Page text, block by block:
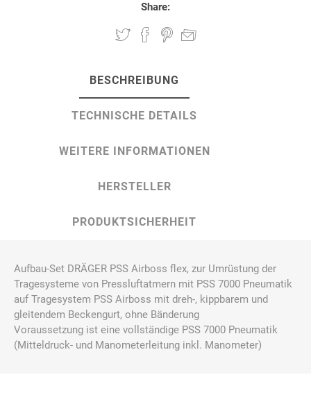
Share:
BESCHREIBUNG
TECHNISCHE DETAILS
WEITERE INFORMATIONEN
HERSTELLER
PRODUKTSICHERHEIT
Aufbau-Set DRÄGER PSS Airboss flex, zur Umrüstung der
Tragesysteme von Pressluftatmern mit PSS 7000 Pneumatik
auf Tragesystem PSS Airboss mit dreh-, kippbarem und
gleitendem Beckengurt, ohne Bänderung
Voraussetzung ist eine vollständige PSS 7000 Pneumatik
(Mitteldruck- und Manometerleitung inkl. Manometer)